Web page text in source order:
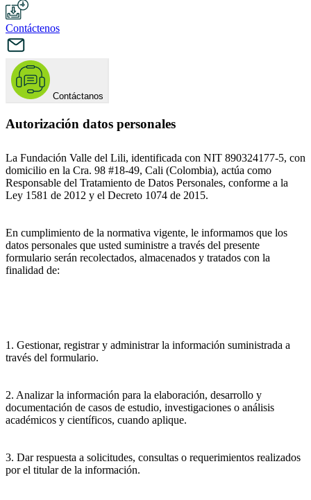
Contáctenos
Contáctanos
Autorización datos personales
La Fundación Valle del Lili, identificada con NIT 890324177-5, con
domicilio en la Cra. 98 #18-49, Cali (Colombia), actúa como
Responsable del Tratamiento de Datos Personales, conforme a la
Ley 1581 de 2012 y el Decreto 1074 de 2015.
En cumplimiento de la normativa vigente, le informamos que los
datos personales que usted suministre a través del presente
formulario serán recolectados, almacenados y tratados con la
finalidad de:
1. Gestionar, registrar y administrar la información suministrada a
través del formulario.
2. Analizar la información para la elaboración, desarrollo y
documentación de casos de estudio, investigaciones o análisis
académicos y científicos, cuando aplique.
3. Dar respuesta a solicitudes, consultas o requerimientos realizados
por el titular de la información.